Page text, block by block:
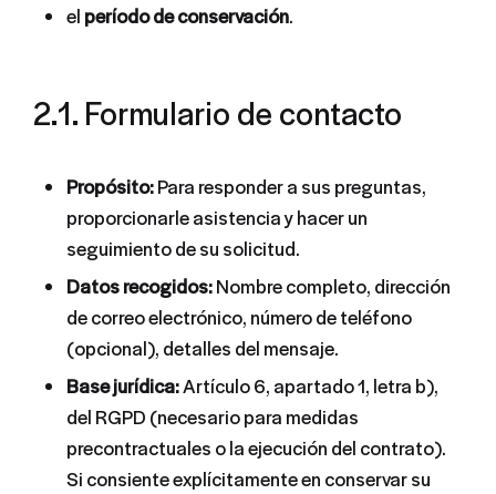
el período de conservación.
2.1. Formulario de contacto
Propósito:Para responder a sus preguntas,
proporcionarle asistencia y hacer un
seguimiento de su solicitud.
Datos recogidos:Nombre completo, dirección
de correo electrónico, número de teléfono
(opcional), detalles del mensaje.
Base jurídica:Artículo 6, apartado 1, letra b),
del RGPD (necesario para medidas
precontractuales o la ejecución del contrato).
Si consiente explícitamente en conservar su